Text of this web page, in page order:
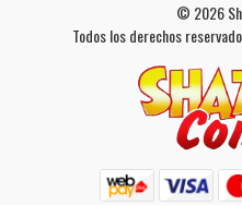
© 2026
Todos los derechos